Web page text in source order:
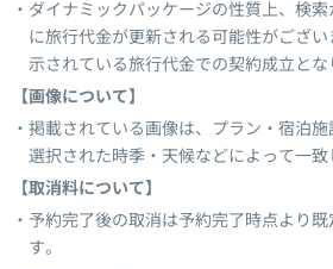
ダイナミックパッケージの性質上、検
に旅行代金が更新される可能性がござ
示されている旅行代金での契約成立とな
【画像について】
掲載されている画像は、プラン・宿泊
選択された時季・天候などによって一致
【取消料について】
予約完了後の取消は予約完了時点より
す。